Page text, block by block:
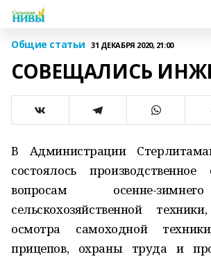
Общие статьи 31 ДЕКАБРЯ 2020, 21:00
СОВЕЩАЛИСЬ
В Администрации
состоялось
вопросам осенне-
сельскохозяйственной
осмотра самоходной
прицепов, охраны труда и